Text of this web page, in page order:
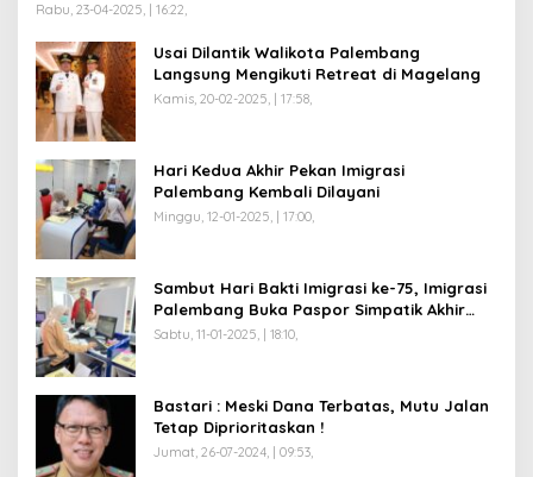
Rabu, 23-04-2025, | 16:22,
Usai Dilantik Walikota Palembang
Langsung Mengikuti Retreat di Magelang
Kamis, 20-02-2025, | 17:58,
Hari Kedua Akhir Pekan Imigrasi
Palembang Kembali Dilayani
Minggu, 12-01-2025, | 17:00,
Sambut Hari Bakti Imigrasi ke-75, Imigrasi
Palembang Buka Paspor Simpatik Akhir
Pekan
Sabtu, 11-01-2025, | 18:10,
Bastari : Meski Dana Terbatas, Mutu Jalan
Tetap Diprioritaskan !
Jumat, 26-07-2024, | 09:53,